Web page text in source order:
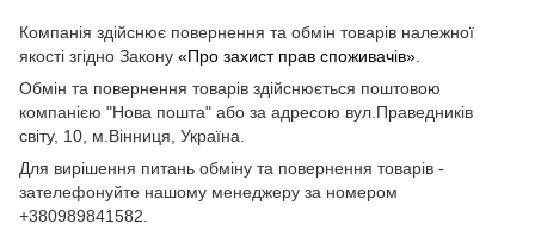
Компанія здійснює повернення та обмін товарів належної
якості згідно Закону «Про захист прав споживачів»
Обмін та повернення товарів здійснюється поштовою
компанією "Нова пошта" або за адресою вул.Праведників
світу, 10, м.Вінниця, Україна.
Для вирішення питань обміну та повернення товарів -
зателефонуйте нашому менеджеру за номером
+380989841582.